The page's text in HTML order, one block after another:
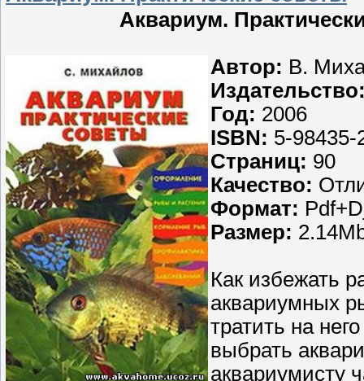
Аквариум.
Автор: В.
Год: 2006
ISBN: 5-98435-
Страниц: 90
Качество:
Формат:
Размер:
Как избежать
аквариумных
тратить на
выбрать
аквариумисту